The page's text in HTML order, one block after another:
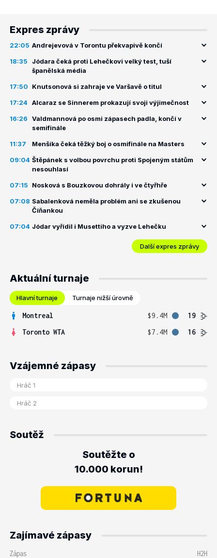
Expres zprávy
22:05 Andrejevová v Torontu překvapivě končí
18:35
Jódara čeká proti Lehečkovi velký test, tuší
španělská média
17:50 Knutsonová si zahraje ve Varšavě o titul
17:24 Alcaraz se Sinnerem prokazují svoji výjimečnost
16:26
Valdmannová po osmi zápasech padla, končí v
semifinále
11:37 Menšíka čeká těžký boj o osmifinále na Masters
09:04 Štěpánek s volbou povrchu proti Spojeným státům
nesouhlasí
07:15 Nosková s Bouzkovou dohrály i ve čtyřhře
07:08 Sabalenková neměla problém ani se zkušenou
Číňankou
07:04 Jódar vyřídil i Musettiho a vyzve Lehečku
Další expres zprávy
Aktuální turnaje
Hlavní turnaje Turnaje nižší úrovně
Montreal $9.4M
19
Toronto WTA
$7.4M 16
Vzájemné zápasy
Soutěž
Soutěžte o
10.000 korun!
Zajímavé zápasy
Zápas
H2H